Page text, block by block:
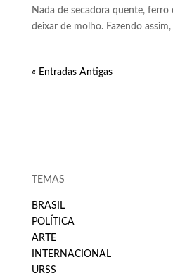
Nada de secadora quente, ferro
deixar de molho. Fazendo
« Entradas Antigas
TEMAS
BRASIL
POLÍTICA
ARTE
INTERNACIONAL
URSS